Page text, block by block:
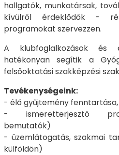
hallgatók, munkatársak,
kívülről érdeklődők -
programokat szervezzen.
A klubfoglalkozások és
hatékonyan segítik a
felsőoktatási szakképzési
Tevékenységeink:
- élő gyűjtemény
- ismeretterjesztő
bemutatók)
- üzemlátogatás, szakmai
külföldön)